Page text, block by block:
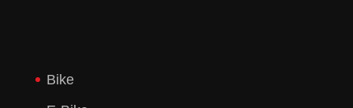
Bike